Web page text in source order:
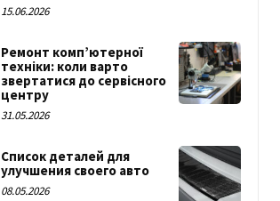
15.06.2026
Ремонт комп’ютерної
техніки: коли варто
звертатися до сервісного
центру
31.05.2026
Список деталей для
улучшения своего авто
08.05.2026